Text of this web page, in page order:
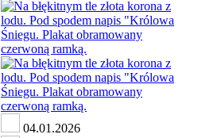
04.01.2026